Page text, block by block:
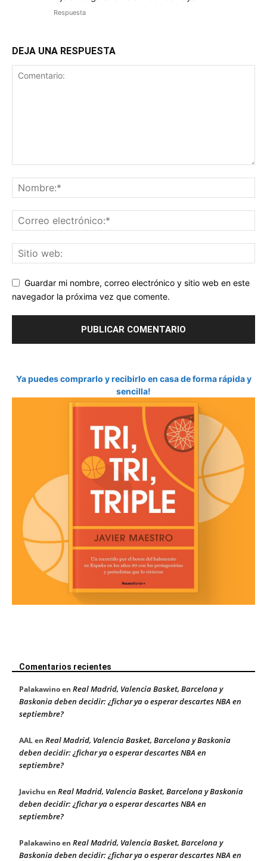
Respuesta
DEJA UNA RESPUESTA
Guardar mi nombre, correo electrónico y sitio web en este
navegador la próxima vez que comente.
Ya puedes comprarlo y recibirlo en casa de forma rápida y
sencilla!
Comentarios recientes
Palakawinoen Real Madrid, Valencia Basket, Barcelona y
Baskonia deben decidir: ¿fichar ya o esperar descartes NBA en
septiembre?
AALen Real Madrid, Valencia Basket, Barcelona y Baskonia
deben decidir: ¿fichar ya o esperar descartes NBA en
septiembre?
Javichu en Real Madrid, Valencia Basket, Barcelona y Baskonia
deben decidir: ¿fichar ya o esperar descartes NBA en
septiembre?
Palakawinoen Real Madrid, Valencia Basket, Barcelona y
Baskonia deben decidir: ¿fichar ya o esperar descartes NBA en